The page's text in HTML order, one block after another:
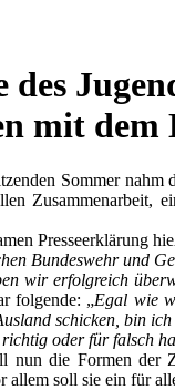
des
mit dem
Sommer nahm
Zusammenarbeit,
Presseerklärung
Bundeswehr und
wir erfolgreich
folgende: „Egal wie
schicken, bin
oder für falsch
nun die Formen der
soll sie ein für